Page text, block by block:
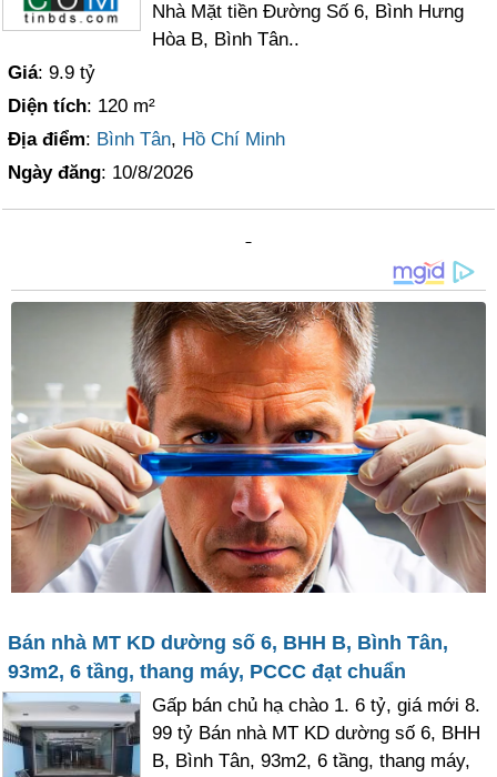
Nhà Mặt tiền Đường Số 6, Bình Hưng
Hòa B, Bình Tân..
Giá: 9.9 tỷ
Diện tích: 120 m²
Địa điểm: Bình Tân, Hồ Chí Minh
Ngày đăng: 10/8/2026
Bán nhà MT KD dường số 6, BHH B, Bình Tân,
93m2, 6 tầng, thang máy, PCCC đạt chuẩn
Gấp bán chủ hạ chào 1. 6 tỷ, giá mới 8.
99 tỷ Bán nhà MT KD dường số 6, BHH
B, Bình Tân, 93m2, 6 tầng, thang máy,